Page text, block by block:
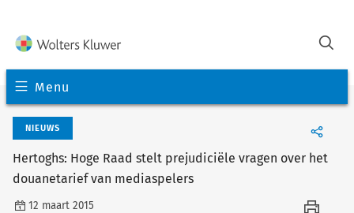
Menu
NIEUWS
Hertoghs: Hoge Raad stelt prejudiciële vragen over het
douanetarief van mediaspelers
12 maart 2015